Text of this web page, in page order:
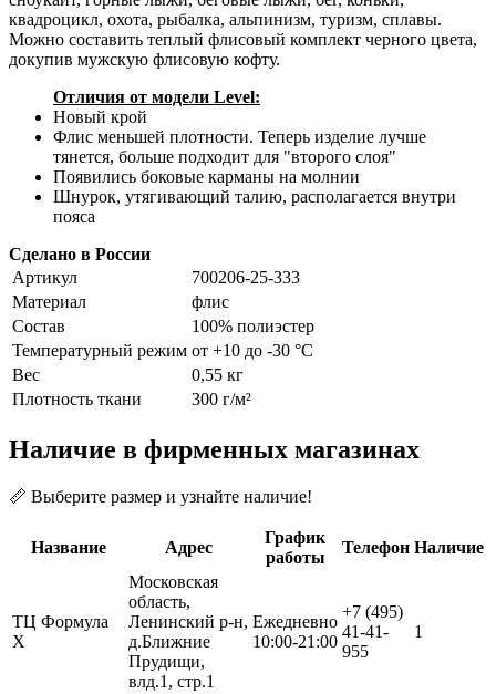
квадроцикл, охота, рыбалка, альпинизм, туризм, сплавы.
Можно составить теплый флисовый комплект черного цвета,
докупив мужскую флисовую кофту.
Отличия от модели Level:
Новый крой
Флис меньшей плотности. Теперь изделие лучше
тянется, больше подходит для "второго слоя"
Появились боковые карманы на молнии
Шнурок, утягивающий талию, располагается внутри
пояса
Сделано в России
Артикул
700206-25-333
Материал
флис
Состав
100% полиэстер
Температурный режим от +10 до -30 °С
Вес
0,55 кг
Плотность ткани
300 г/м²
Наличие в фирменных магазинах
📏 Выберите размер и узнайте наличие!
Название Адрес
График
работы
Телефон Наличие
ТЦ Формула
Х
Московская
область,
Ленинский р-н,
д.Ближние
Прудищи,
влд.1, стр.1
Ежедневно
10:00-21:00
+7 (495)
41-41-
955
1